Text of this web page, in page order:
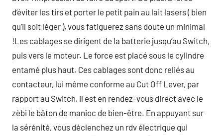
d’éviter les tirs et porter le petit pain au lait lasers ( bien
qu’il soit léger ), vous fatiguerez sans doute un minimal
!Les cablages se dirigent de la batterie jusqu’au Switch,
puis vers le moteur. Le force est placé sous le cylindre
entamé plus haut. Ces cablages sont donc reliés au
contacteur, lui même conforme au Cut Off Lever, par
rapport au Switch, il est en rendez-vous direct avec le
zèbi le bâton de manioc de bien-être. En appuyant sur
la sérénité, vous déclenchez un rdv électrique qui